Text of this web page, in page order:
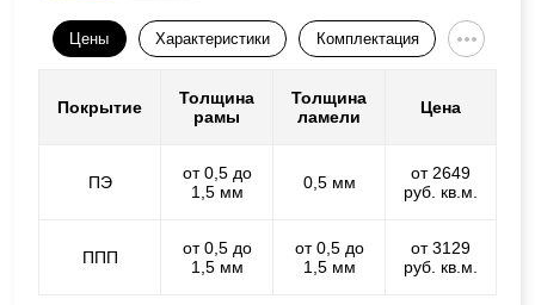
Цены Характеристики Комплектация
Покрытие
Толщина
рамы
Толщина
ламели
Цена
ПЭ
от 0,5 до
1,5 мм
0,5 мм
от 2649
руб. кв.м.
ППП
от 0,5 до
1,5 мм
от 0,5 до
1,5 мм
от 3129
руб. кв.м.